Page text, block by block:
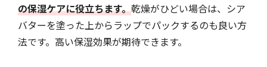
の保湿ケアに役立ちます。乾燥がひどい場合は、シア
バターを塗った上からラップでパックするのも良い方
法です。高い保湿効果が期待できます。